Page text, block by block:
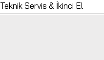
Teknik Servis & İkinci El